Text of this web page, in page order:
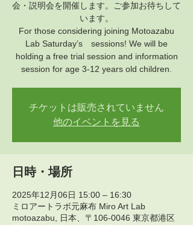
会・説明会を開催します。ご参加お待ちして
います。
For those considering joining Motoazabu
Lab Saturday’s sessions! We will be
holding a free trial session and information
session for age 3-12 years old children.
チケットは販売されていません
他のイベントを見る
日時・場所
2025年12月06日 15:00 – 16:30
ミロアートラボ元麻布 Miro Art Lab
motoazabu, 日本、〒106-0046 東京都港区